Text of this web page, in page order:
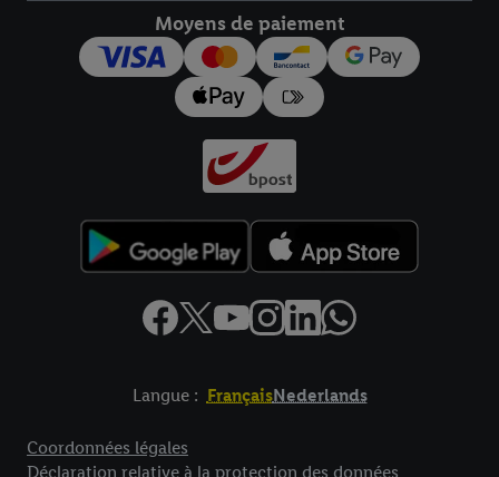
Moyens de paiement
Langue : FrançaisNederlands
Coordonnées légales
Déclaration relative à la protection des données